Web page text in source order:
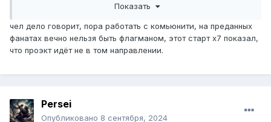
таком формате открыться . Соло игрокам тут
сложнее.
Показать
чел дело говорит, пора работать с комьюнити, на преданных
фанатах вечно нельзя быть флагманом, этот старт х7 показал,
что проэкт идёт не в том направлении.
Persei
Опубликовано 8 сентября, 2024